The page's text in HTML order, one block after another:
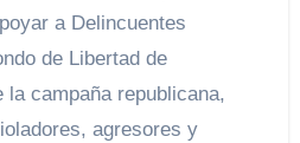
a Delincuentes
de Libertad de
la campaña republicana,
agresores y